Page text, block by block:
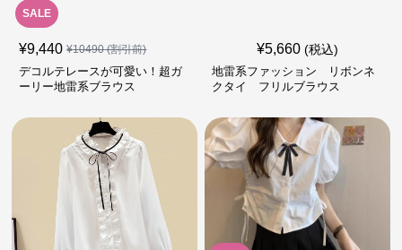
SALE
¥9,440 ¥10490(割引前)
デコルテレースが可愛い！超ガ
ーリー地雷系ブラウス
¥5,660 (税込)
地雷系ファッション リボンネ
クタイ フリルブラウス